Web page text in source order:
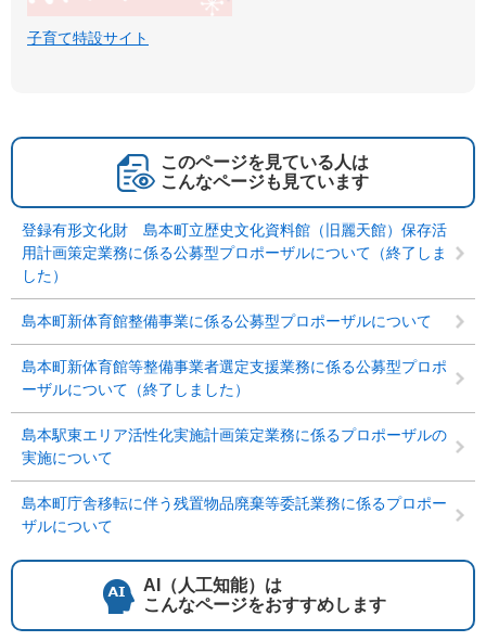
子育て特設サイト
このページを見ている人は
こんなページも見ています
登録有形文化財 島本町立歴史文化資料館（旧麗天館）保存活
用計画策定業務に係る公募型プロポーザルについて（終了しま
した）
島本町新体育館整備事業に係る公募型プロポーザルについて
島本町新体育館等整備事業者選定支援業務に係る公募型プロポ
ーザルについて（終了しました）
島本駅東エリア活性化実施計画策定業務に係るプロポーザルの
実施について
島本町庁舎移転に伴う残置物品廃棄等委託業務に係るプロポー
ザルについて
AI（人工知能）は
こんなページをおすすめします